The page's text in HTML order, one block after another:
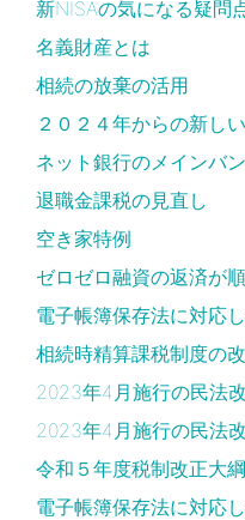
新NISAの気になる疑問
名義財産とは
相続の放棄の活用
２０２４年からの新し
ネット銀行のメインバ
退職金課税の見直し
空き家特例
ゼロゼロ融資の返済が
電子帳簿保存法に対応
相続時精算課税制度の改
2023年4月施行の民法
2023年4月施行の民法
令和５年度税制改正大
電子帳簿保存法に対応